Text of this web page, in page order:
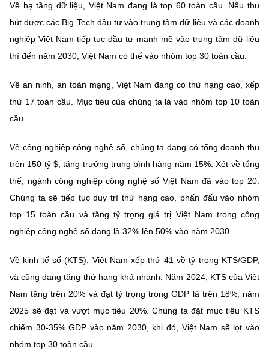
Về hạ tầng dữ liệu, Việt Nam đang là top 60 toàn cầu. Nếu thu
hút được các Big Tech đầu tư vào trung tâm dữ liệu và các doanh
nghiệp Việt Nam tiếp tục đầu tư mạnh mẽ vào trung tâm dữ liệu
thì đến năm 2030, Việt Nam có thể vào nhóm top 30 toàn cầu.
Về an ninh, an toàn mạng, Việt Nam đang có thứ hạng cao, xếp
thứ 17 toàn cầu. Mục tiêu của chúng ta là vào nhóm top 10 toàn
cầu.
Về công nghiệp công nghệ số, chúng ta đang có tổng doanh thu
trên 150 tỷ $, tăng trưởng trung bình hàng năm 15%. Xét về tổng
thể, ngành công nghiệp công nghệ số Việt Nam đã vào top 20.
Chúng ta sẽ tiếp tục duy trì thứ hạng cao, phấn đấu vào nhóm
top 15 toàn cầu và tăng tỷ trọng giá trị Việt Nam trong công
nghiệp công nghệ số đang là 32% lên 50% vào năm 2030.
Về kinh tế số (KTS), Việt Nam xếp thứ 41 về tỷ trọng KTS/GDP,
và cũng đang tăng thứ hạng khá nhanh. Năm 2024, KTS của Việt
Nam tăng trên 20% và đạt tỷ trọng trong GDP là trên 18%, năm
2025 sẽ đạt và vượt mục tiêu 20%. Chúng ta đặt mục tiêu KTS
chiếm 30-35% GDP vào năm 2030, khi đó, Việt Nam sẽ lọt vào
nhóm top 30 toàn cầu.